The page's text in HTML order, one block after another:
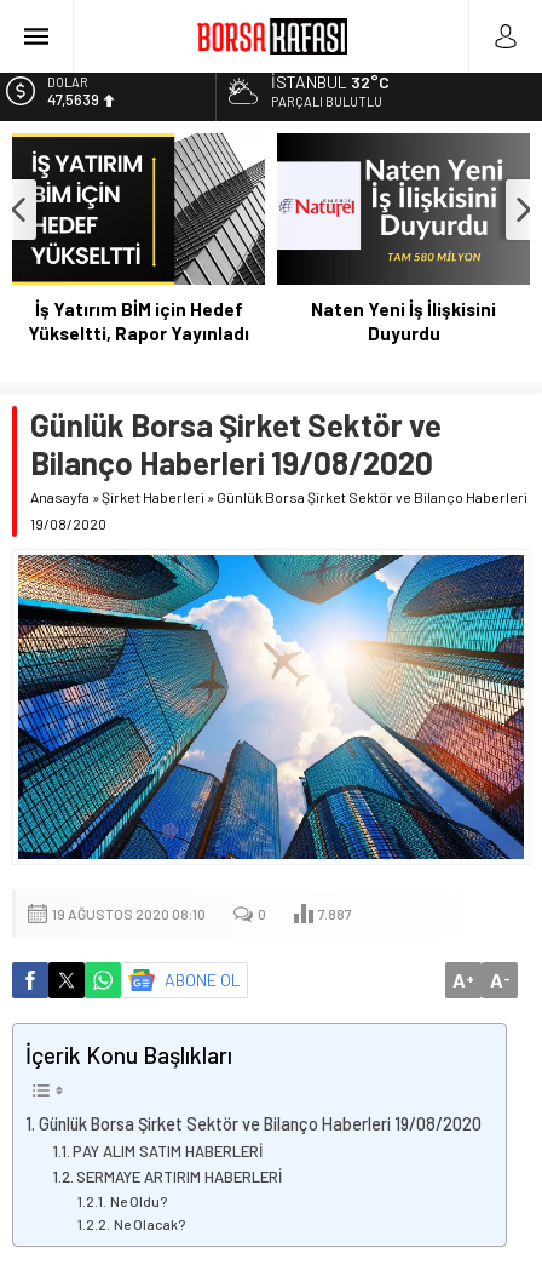
Borsa Bugün Ne Olur? 04/08/2023
Haftanın En Çok Kazandıran Yatırım Aracı
Bitcoin Halving Sonrası Kripto Para Piyasası
2027 Borsa Yatırımları: Akıllı Portföy Stratejileri
DOLAR
47,5639
EURO
54,9859
ALTIN
6.496,95
BİST
13.703,13
İSTANBUL 32°C
PARÇALI BULUTLU
İş Yatırım BİM için Hedef
Yükseltti, Rapor Yayınladı
Naten Yeni İş İlişkisini
Duyurdu
Günlük Borsa Şirket Sektör ve
Bilanço Haberleri 19/08/2020
Anasayfa »Şirket Haberleri » Günlük Borsa Şirket Sektör ve Bilanço Haberleri
19/08/2020
19 AĞUSTOS 2020 08:10 0 7.887
ABONE OL A+ A-
İçerik Konu Başlıkları
Günlük Borsa Şirket Sektör ve Bilanço Haberleri 19/08/2020
PAY ALIM SATIM HABERLERİ
SERMAYE ARTIRIM HABERLERİ
Ne Oldu?
Ne Olacak?